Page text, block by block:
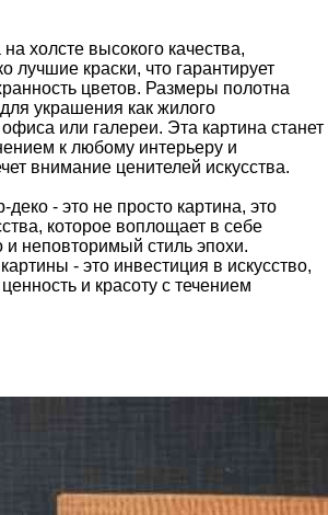
холсте высокого качества,
лучшие краски, что гарантирует
цветов. Размеры полотна
украшения как жилого
офиса или галереи. Эта картина станет
к любому интерьеру и
внимание ценителей искусства.
- это не просто картина, это
которое воплощает в себе
и неповторимый стиль эпохи.
- это инвестиция в искусство,
и красоту с течением